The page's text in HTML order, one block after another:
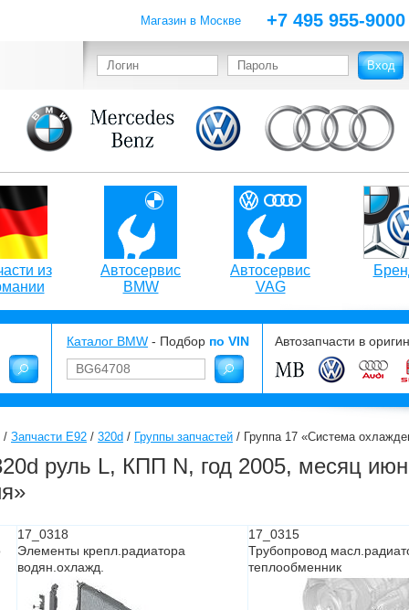
+7 495 955-9000
Магазин в Москве
из
Автосервис
BMW
Автосервис
VAG
Каталог BMW - Подбор по VIN Автозапчасти в
/ Запчасти E92 / 320d / Группы запчастей / Группа 17 «Система
руль L, КПП N, год 2005, месяц
17_0318
Элементы крепл.радиатора
водян.охлажд.
17_0315
Трубопровод
теплообменник